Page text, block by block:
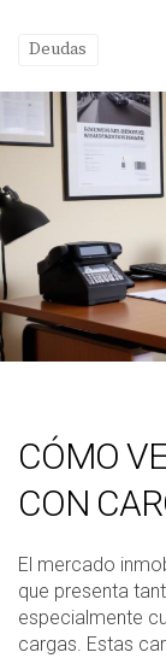
Deudas
CÓMO
CON
El mercado
que presenta
especialmente
cargas. Estas